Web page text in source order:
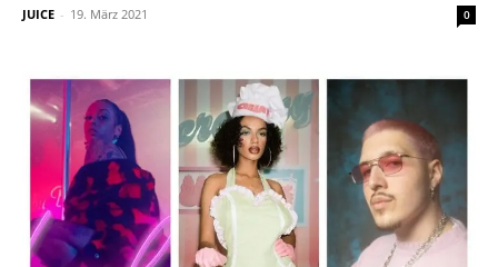
JUICE - 19. März 2021 0